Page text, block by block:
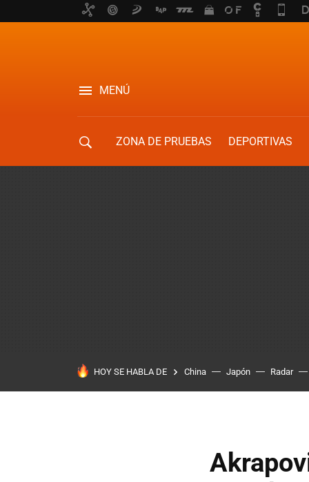
MENÚ
ZONA DE PRUEBAS DEPORTIVAS
HOY SE HABLA DE China Japón Radar